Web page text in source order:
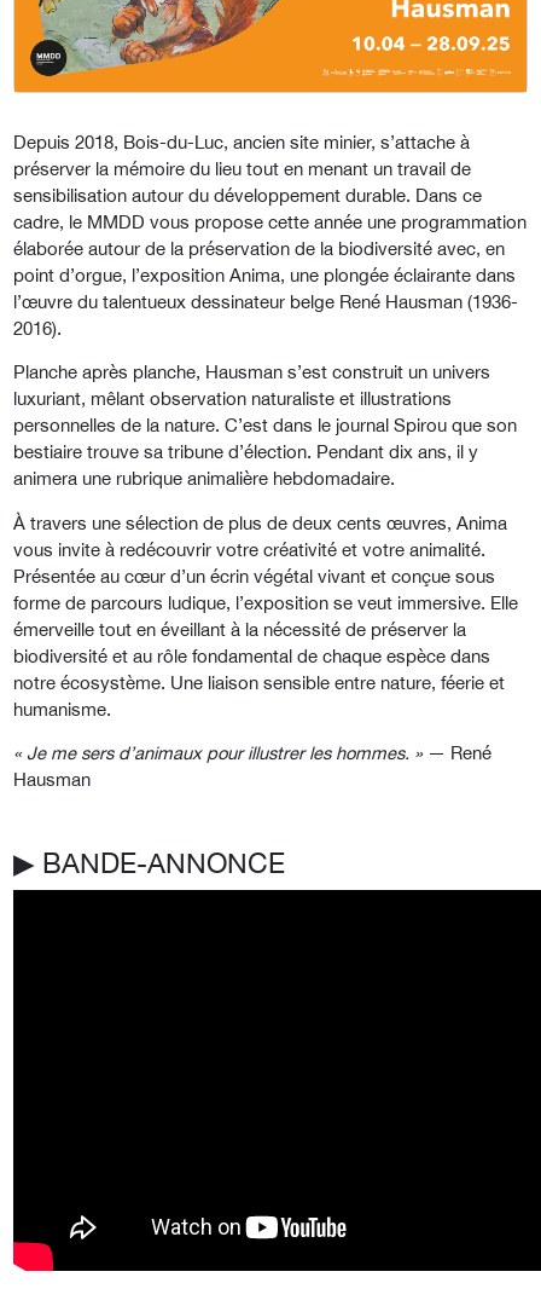
Depuis 2018, Bois-du-Luc, ancien site minier, s’attache à
préserver la mémoire du lieu tout en menant un travail de
sensibilisation autour du développement durable. Dans ce
cadre, le MMDD vous propose cette année une programmation
élaborée autour de la préservation de la biodiversité avec, en
point d’orgue, l’exposition Anima, une plongée éclairante dans
l’œuvre du talentueux dessinateur belge René Hausman (1936-
2016).
Planche après planche, Hausman s’est construit un univers
luxuriant, mêlant observation naturaliste et illustrations
personnelles de la nature. C’est dans le journal Spirou que son
bestiaire trouve sa tribune d’élection. Pendant dix ans, il y
animera une rubrique animalière hebdomadaire.
À travers une sélection de plus de deux cents œuvres, Anima
vous invite à redécouvrir votre créativité et votre animalité.
Présentée au cœur d’un écrin végétal vivant et conçue sous
forme de parcours ludique, l’exposition se veut immersive. Elle
émerveille tout en éveillant à la nécessité de préserver la
biodiversité et au rôle fondamental de chaque espèce dans
notre écosystème. Une liaison sensible entre nature, féerie et
humanisme.
« Je me sers d’animaux pour illustrerles hommes. » — René
Hausman
▶︎ BANDE-ANNONCE